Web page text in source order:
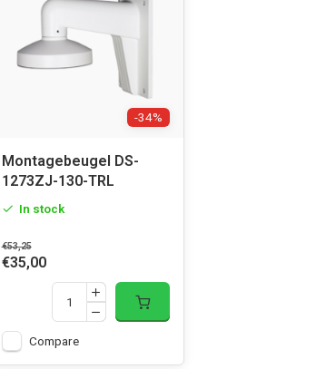
-34%
Montagebeugel DS-
1273ZJ-130-TRL
In stock
€53,25
€35,00
Compare